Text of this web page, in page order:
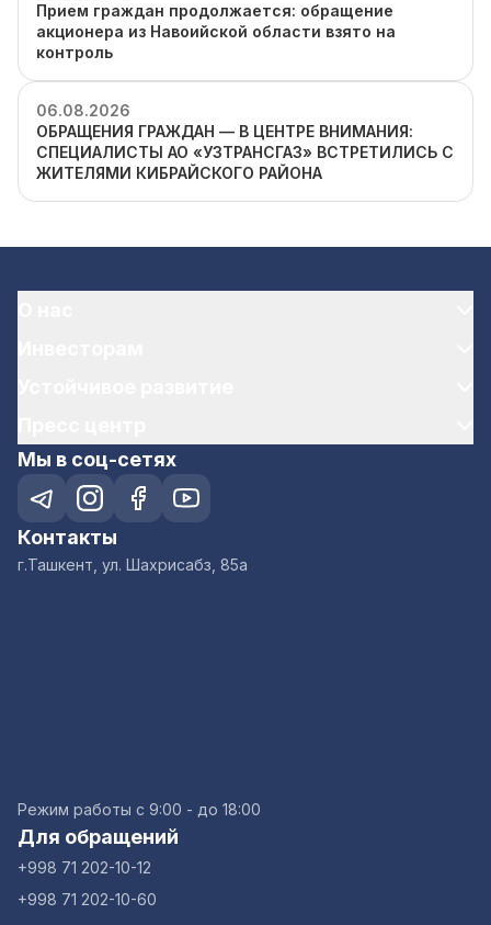
Прием граждан продолжается: обращение
акционера из Навоийской области взято на
контроль
06.08.2026
ОБРАЩЕНИЯ ГРАЖДАН — В ЦЕНТРЕ ВНИМАНИЯ:
СПЕЦИАЛИСТЫ АО «УЗТРАНСГАЗ» ВСТРЕТИЛИСЬ С
ЖИТЕЛЯМИ КИБРАЙСКОГО РАЙОНА
Мы в соц-сетях
Контакты
г.Ташкент, ул. Шахрисабз, 85а
Режим работы с 9:00 - до 18:00
Для обращений
+998 71 202-10-12
+998 71 202-10-60